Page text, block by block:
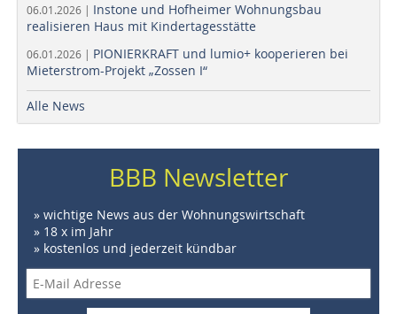
06.01.2026 | Instone und Hofheimer Wohnungsbau
realisieren Haus mit Kindertagesstätte
06.01.2026 | PIONIERKRAFT und lumio+ kooperieren bei
Mieterstrom-Projekt „Zossen I“
Alle News
BBB Newsletter
» wichtige News aus der Wohnungswirtschaft
» 18 x im Jahr
» kostenlos und jederzeit kündbar